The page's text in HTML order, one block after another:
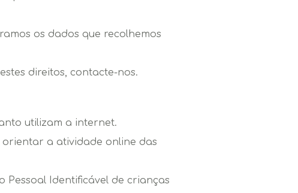
os dados que recolhemos
direitos, contacte-nos.
utilizam a internet.
a atividade online das
Pessoal Identificável de crianças